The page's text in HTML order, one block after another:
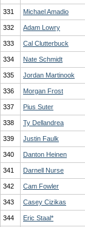
331 Michael Amadio
332 Adam Lowry
333 Cal Clutterbuck
334 Nate Schmidt
335 Jordan Martinook
336 Morgan Frost
337 Pius Suter
338 Ty Dellandrea
339 Justin Faulk
340 Danton Heinen
341 Darnell Nurse
342 Cam Fowler
343 Casey Cizikas
344 Eric Staal*